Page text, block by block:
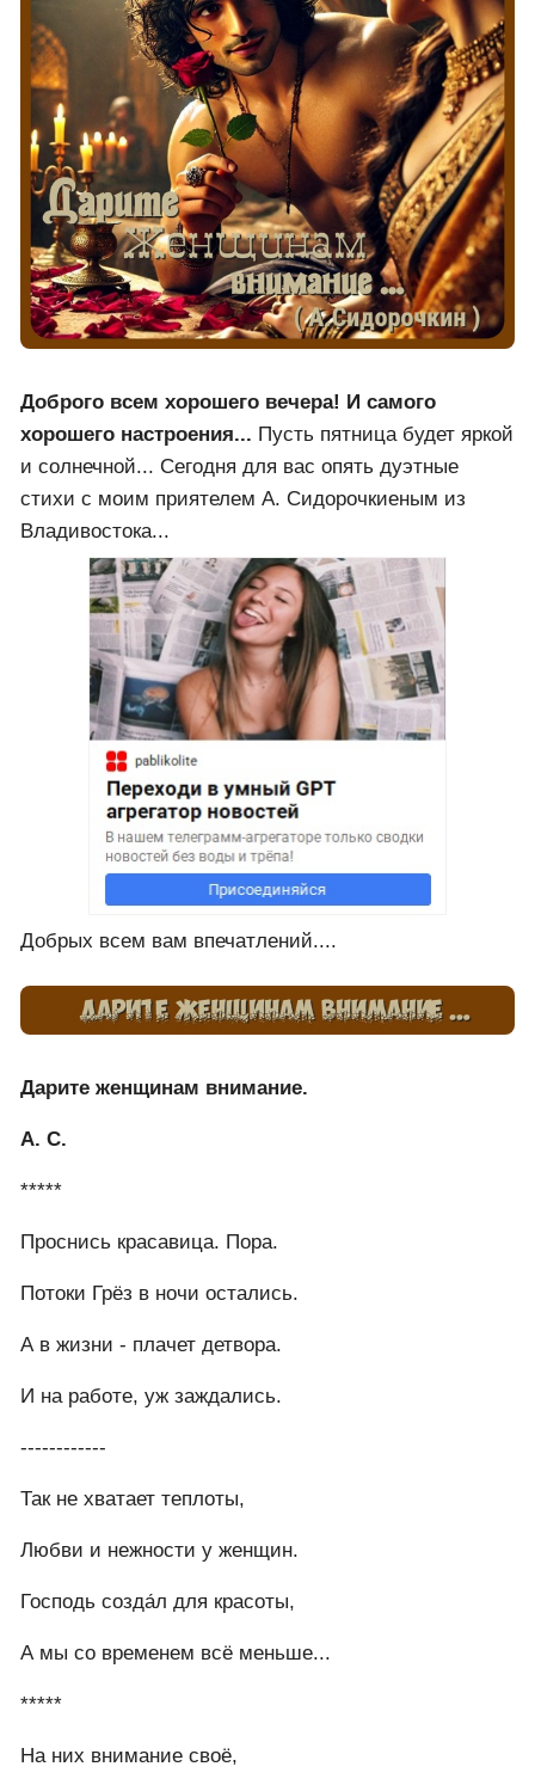
Доброго всем хорошего вечера! И самого
хорошего настроения... Пусть пятница будет яркой
и солнечной... Сегодня для вас опять дуэтные
стихи с моим приятелем А. Сидорочкиеным из
Владивостока...
Добрых всем вам впечатлений....
Дарите женщинам внимание.
А. С.
*****
Проснись красавица. Пора.
Потоки Грёз в ночи остались.
А в жизни - плачет детвора.
И на работе, уж заждались.
------------
Так не хватает теплоты,
Любви и нежности у женщин.
Господь созда́л для красоты,
А мы со временем всё меньше...
*****
На них внимание своё,